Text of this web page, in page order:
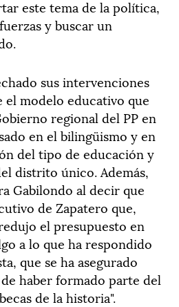
este tema de la política,
y buscar un
sus intervenciones
el modelo educativo que
regional del PP en
en el bilingüismo y en
del tipo de educación y
distrito único. Además,
Gabilondo al decir que
de Zapatero que,
el presupuesto en
a lo que ha respondido
que se ha asegurado
haber formado parte del
de la historia".